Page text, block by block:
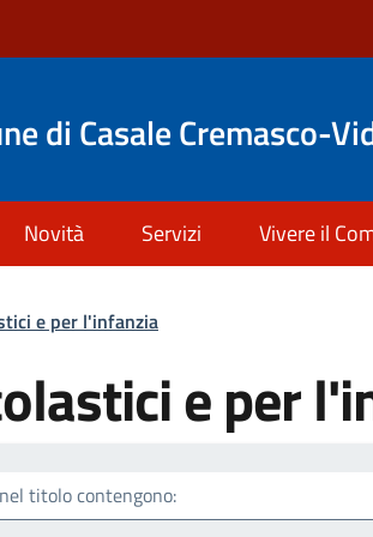
di Casale Cremasco-
Novità Servizi Vivere il
pane
e per l'infanzia
e per
titolo contengono: